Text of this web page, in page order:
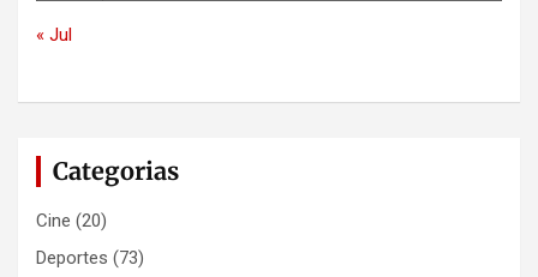
« Jul
Categorias
Cine (20)
Deportes (73)